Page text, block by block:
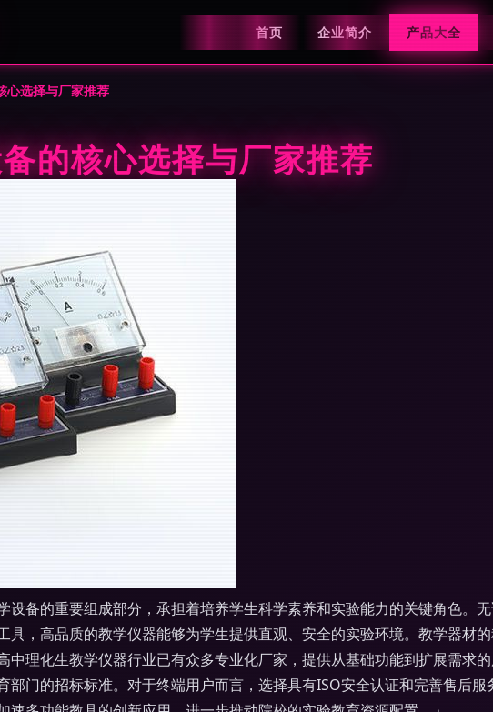
首页 企业简介 产品大全
心选择与厂家推荐
的核心选择与厂家推荐
备的重要组成部分，承担着培养学生科学素养和实验能力的关键角色。
，高品质的教学仪器能够为学生提供直观、安全的实验环境。教学器材
理化生教学仪器行业已有众多专业化厂家，提供从基础功能到扩展需求
门的招标标准。对于终端用户而言，选择具有ISO安全认证和完善售后